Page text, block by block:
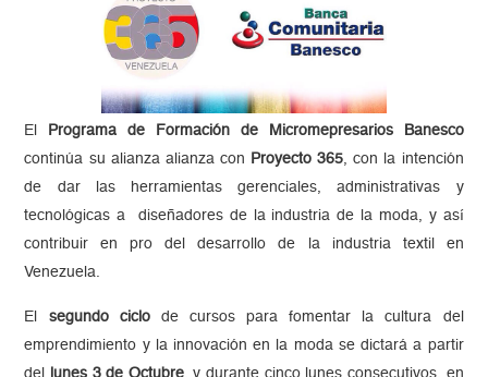
El
Programa de Formación de Micromepresarios Banesco
continúa su alianza alianza con
Proyecto 365, con la intención
de dar las herramientas gerenciales, administrativas y
tecnológicas a diseñadores de la industria de la moda, y así
contribuir en pro del desarrollo de la industria textil en
Venezuela.
El segundo ciclode cursos para fomentar la cultura del
emprendimiento y la innovación en la moda se dictará a partir
del
lunes 3 de Octubre, y durante cinco lunes consecutivos, en